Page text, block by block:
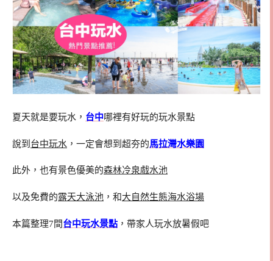
夏天就是要玩水， 台中哪裡有好玩的玩水景點
說到 台中玩水 ，一定會想到超夯的馬拉灣水樂園
此外，也有景色優美的森林冷泉戲水池
以及免費的露天大泳池 ，和大自然生態海水浴場
本篇整理7間台中玩水景點 ，帶家人玩水放暑假吧